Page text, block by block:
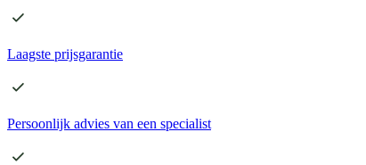
Laagste prijsgarantie
Persoonlijk advies van een specialist